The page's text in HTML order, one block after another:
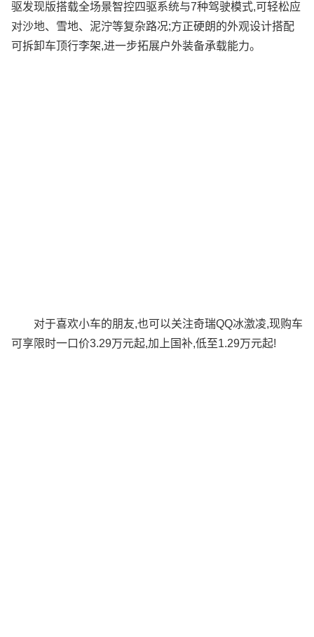
驱发现版搭载全场景智控四驱系统与7种驾驶模式,可轻松应
对沙地、雪地、泥泞等复杂路况;方正硬朗的外观设计搭配
可拆卸车顶行李架,进一步拓展户外装备承载能力。
对于喜欢小车的朋友,也可以关注奇瑞QQ冰激凌,现购车
可享限时一口价3.29万元起,加上国补,低至1.29万元起!